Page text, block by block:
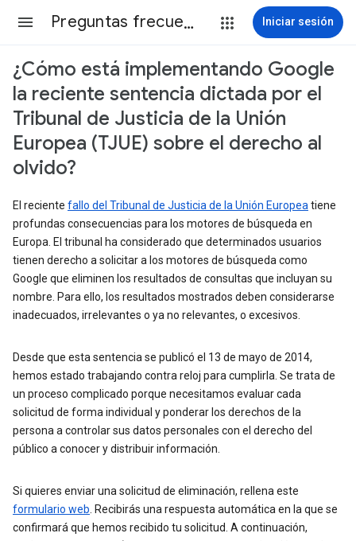
Preguntas frecuentes Iniciar sesión
¿Cómo está implementando Google
la reciente sentencia dictada por el
Tribunal de Justicia de la Unión
Europea (TJUE) sobre el derecho al
olvido?
El reciente fallo del Tribunal de Justicia de la Unión Europea tiene
profundas consecuencias para los motores de búsqueda en
Europa. El tribunal ha considerado que determinados usuarios
tienen derecho a solicitar a los motores de búsqueda como
Google que eliminen los resultados de consultas que incluyan su
nombre. Para ello, los resultados mostrados deben considerarse
inadecuados, irrelevantes o ya no relevantes, o excesivos.
Desde que esta sentencia se publicó el 13 de mayo de 2014,
hemos estado trabajando contra reloj para cumplirla. Se trata de
un proceso complicado porque necesitamos evaluar cada
solicitud de forma individual y ponderar los derechos de la
persona a controlar sus datos personales con el derecho del
público a conocer y distribuir información.
Si quieres enviar una solicitud de eliminación, rellena este
formulario web . Recibirás una respuesta automática en la que se
confirmará que hemos recibido tu solicitud. A continuación,